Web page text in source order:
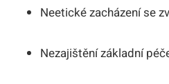
Neetické zacházení se⁢
Nezajištění základní